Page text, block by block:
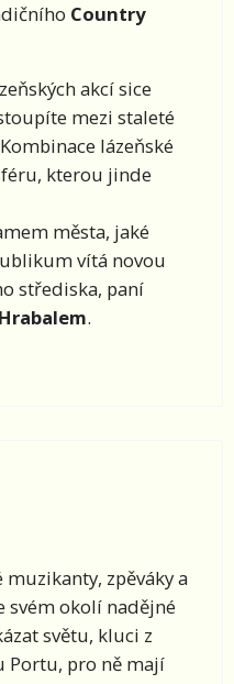
Country
akcí sice
mezi staleté
lázeňské
kterou jinde
města, jaké
vítá novou
střediska, paní
.
zpěváky a
svém okolí nadějné
světu, kluci z
Portu, pro ně mají